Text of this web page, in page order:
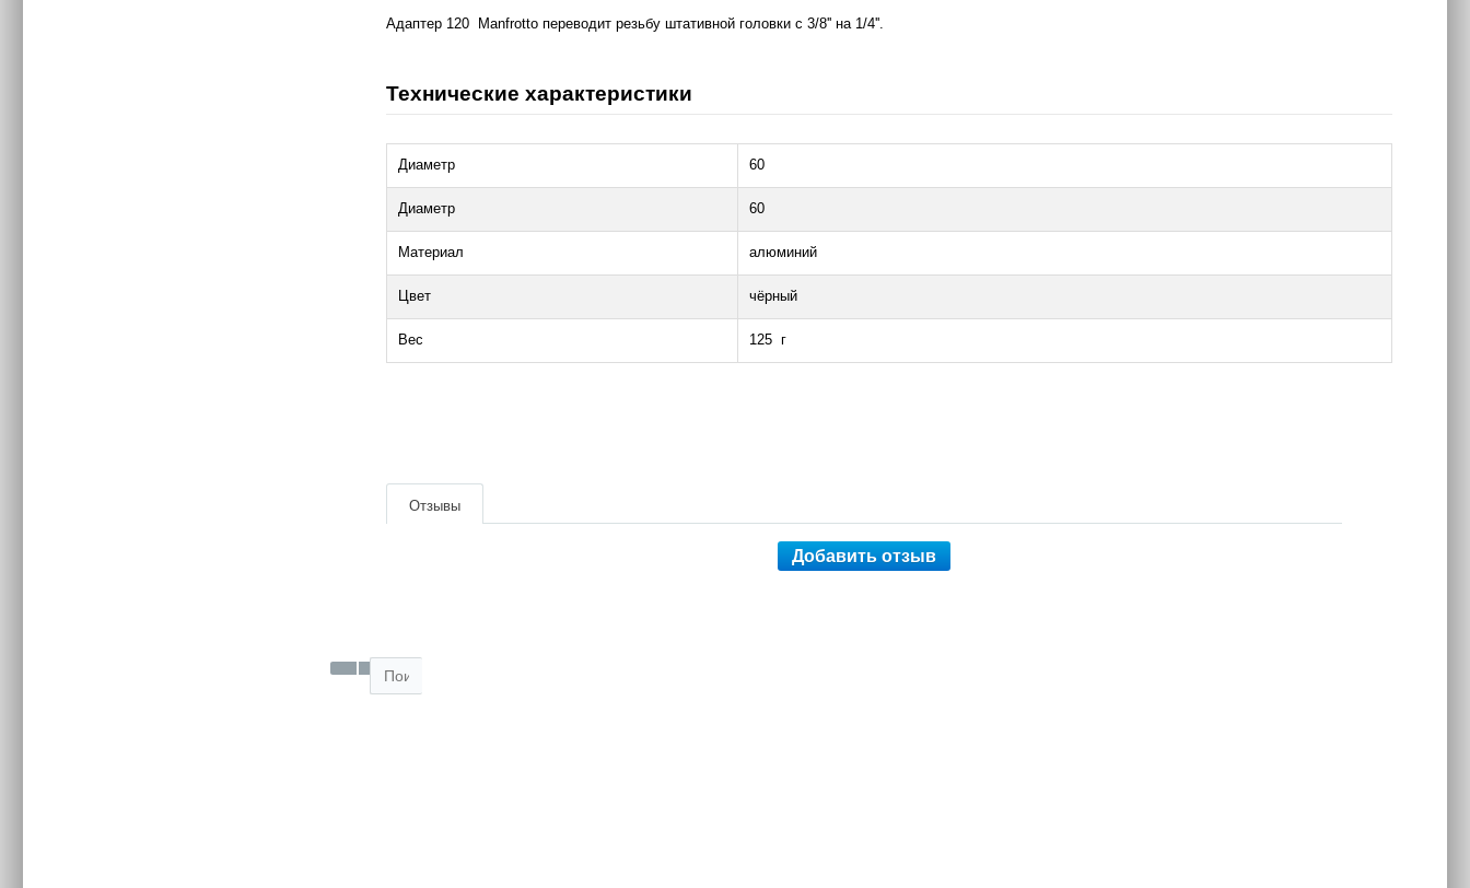
Адаптер 120 Manfrotto переводит резьбу штативной головки с 3/8'' на 1/4''.
Технические характеристики
Диаметр 60
Диаметр 60
Материал алюминий
Цвет чёрный
Вес 125 г
Отзывы
Добавить отзыв